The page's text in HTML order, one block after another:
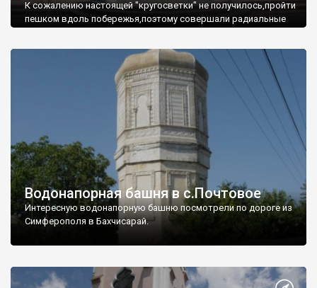
К сожалению настоящей "кругосветки" не получилось,пройти
пешком вдоль побережья,поэтому совершали радиальные
Водонапорная башня в с.Почтовое
Интересную водонапорную башню посмотрели по дороге из
Симферополя в Бахчисарай.